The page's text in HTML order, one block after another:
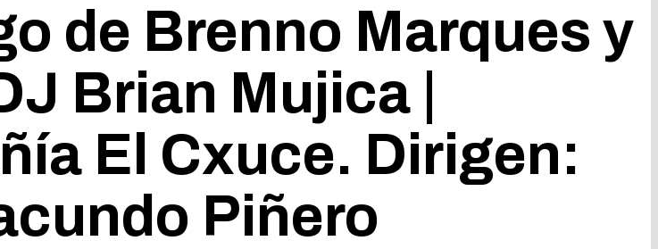
de Brenno Marques y
Brian Mujica |
El Cxuce. Dirigen:
Piñero